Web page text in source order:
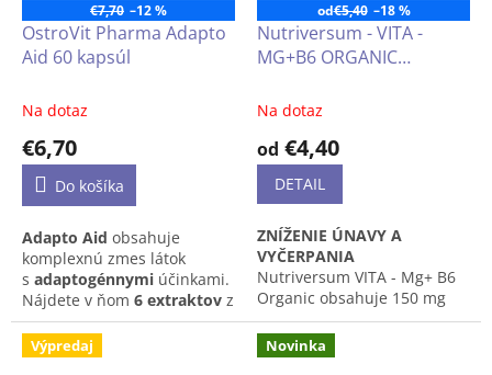
€7,70 –12 %
OstroVit Pharma Adapto
Aid 60 kapsúl
Na dotaz
€6,70
Do košíka
Adapto Aid obsahuje
komplexnú zmes látok
s adaptogénnymi účinkami.
Nájdete v ňom 6 extraktov z
bylín, medzi ktorými
nechýbaashwagandha,
Rhodiola rosea
od€5,40 –18 %
Nutriversum - VITA -
MG+B6 ORGANIC
tabliet
Na dotaz
od €4,40
DETAIL
ZNÍŽENIE ÚNAVY A
VYČERPANIA
Nutriversum VITA - Mg+ B6
Organic obsahuje 150 mg
horčíka a 10 mg vitamínu B6
v jednej tablete.
Výpredaj Novinka